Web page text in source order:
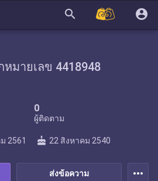
search account_circle
มายเลข 4418948
0
ผู้ติดตาม
ส่งข้อความ
2561 cake 22 สิงหาคม 2540
more_horiz